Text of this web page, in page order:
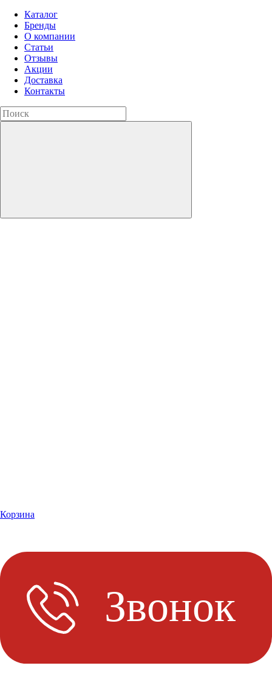
Каталог
Бренды
О компании
Статьи
Отзывы
Акции
Доставка
Контакты
Корзина